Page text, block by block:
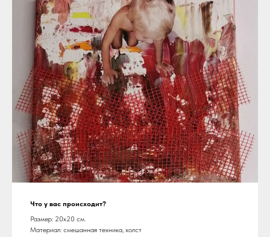
Что у вас происходит?
Размер: 20х20 см.
Материал: смешанная техника, холст